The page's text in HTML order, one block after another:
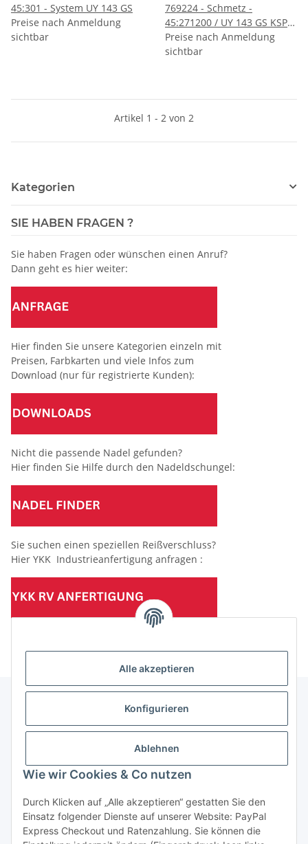
Alle akzeptieren
Konfigurieren
Ablehnen
Wie wir Cookies & Co nutzen
Durch Klicken auf „Alle akzeptieren“ gestatten Sie den
Einsatz folgender Dienste auf unserer Website: PayPal
Express Checkout und Ratenzahlung. Sie können die
45:301 - System UY 143 GS
Preise nach Anmeldung
sichtbar
769224 - Schmetz -
45:271200 / UY 143 GS KSP
Nadeldicke: 200 / Preis pro
Karte á 10 Nadeln
Preise nach Anmeldung
sichtbar
Artikel 1 - 2 von 2
Kategorien
SIE HABEN FRAGEN ?
Sie haben Fragen oder wünschen einen Anruf?
Dann geht es hier weiter:
Hier finden Sie unsere Kategorien einzeln mit
Preisen, Farbkarten und viele Infos zum
Download (nur für registrierte Kunden):
Nicht die passende Nadel gefunden?
Hier finden Sie Hilfe durch den Nadeldschungel:
Sie suchen einen speziellen Reißverschluss?
Hier YKK Industrieanfertigung anfragen :
(Mindesttabnahmemenge 10 Stück je Länge und Farbe)
Informationen
Gesetzliche Informationen
Vertrag widerrufen